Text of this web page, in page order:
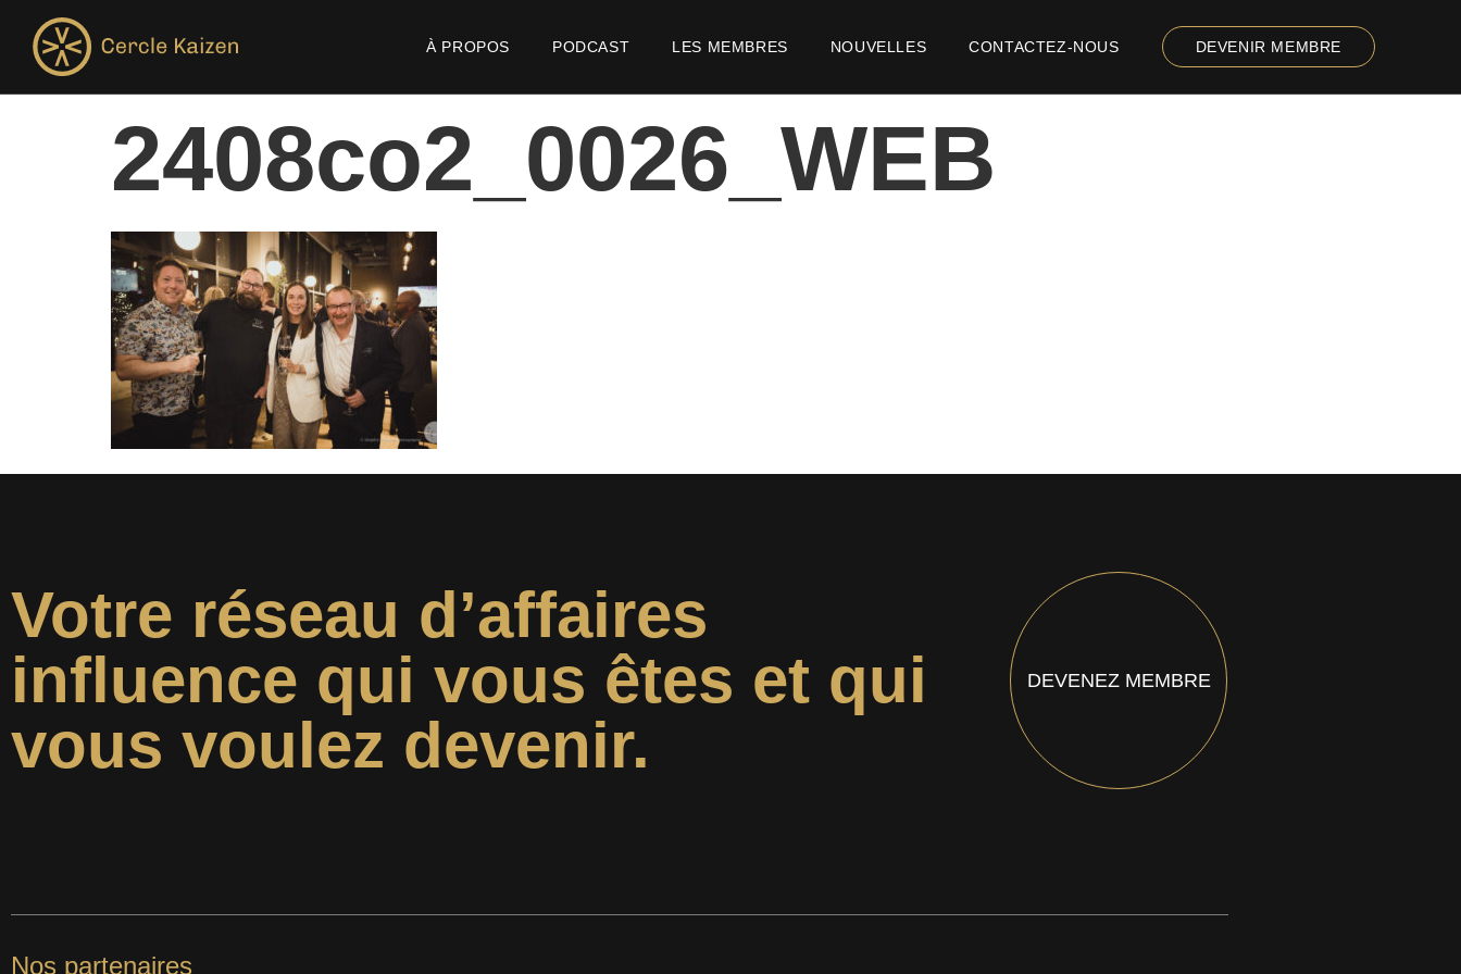
À PROPOS PODCAST LES MEMBRES NOUVELLES CONTACTEZ-NOUS DEVENIR MEMBRE
2408co2_0026_WEB
Votre réseau d’affaires
influence qui vous êtes et qui
vous voulez devenir.
DEVENEZ MEMBRE
Nos partenaires